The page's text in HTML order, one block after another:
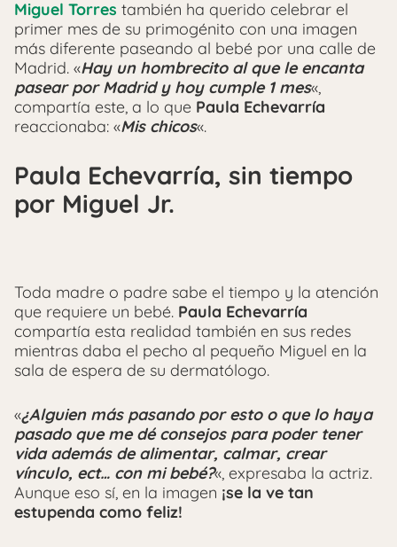
Miguel Torres también ha querido celebrar el
primer mes de su primogénito con una imagen
más diferente paseando al bebé por una calle de
Madrid. «Hay un hombrecito al que le encanta
pasear por Madrid y hoy cumple 1 mes«,
compartía este, a lo que Paula Echevarría
reaccionaba: «Mis chicos«.
Paula Echevarría, sin tiempo
por Miguel Jr.
Toda madre o padre sabe el tiempo y la atención
que requiere un bebé. Paula Echevarría
compartía esta realidad también en sus redes
mientras daba el pecho al pequeño Miguel en la
sala de espera de su dermatólogo.
«¿Alguien más pasando por esto o que lo haya
pasado que me dé consejos para poder tener
vida además de alimentar, calmar, crear
vínculo, ect… con mi bebé?«, expresaba la actriz.
Aunque eso sí, en la imagen ¡se la ve tan
estupenda como feliz!